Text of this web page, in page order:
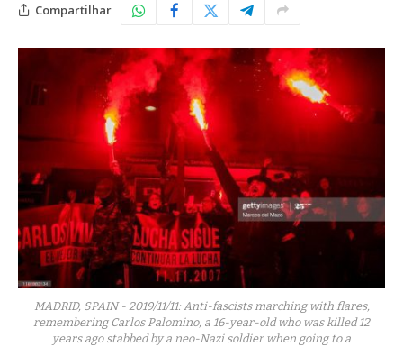
Compartilhar
MADRID, SPAIN - 2019/11/11: Anti-fascists marching with flares,
remembering Carlos Palomino, a 16-year-old who was killed 12
years ago stabbed by a neo-Nazi soldier when going to a